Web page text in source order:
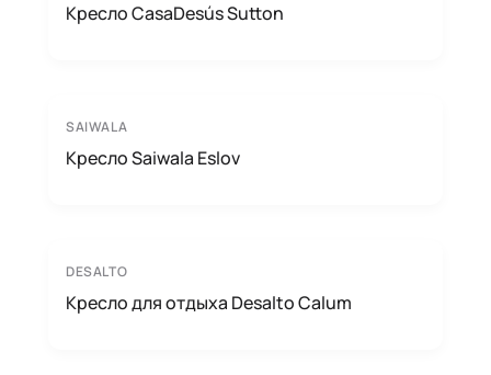
Кресло CasaDesús Sutton
SAIWALA
Кресло Saiwala Eslov
DESALTO
Кресло для отдыха Desalto Calum